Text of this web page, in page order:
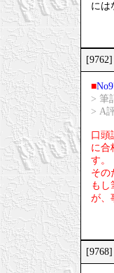
には
[9762]
■
> 筆
> A
口頭
に合
す。
その
もし
が、
[9768]